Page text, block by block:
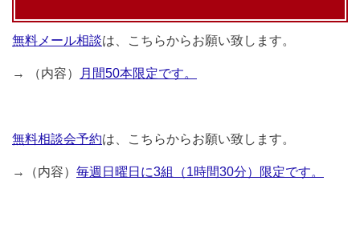
無料メール相談は、こちらからお願い致します。
→ （内容） 月間50本限定です。
無料相談会予約は、こちらからお願い致します。
→（内容） 毎週日曜日に3組（1時間30分）限定です。